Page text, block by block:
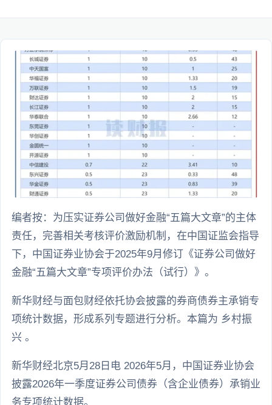
编者按：为压实证券公司做好金融“五篇大文章”的主体
责任，完善相关考核评价激励机制，在中国证监会指导
下，中国证券业协会于2025年9月修订《证券公司做好
金融“五篇大文章”专项评价办法（试行）》。
新华财经与面包财经依托协会披露的券商债券主承销专
项统计数据，形成系列专题进行分析。本篇为 乡村振
兴 。
新华财经北京5月28日电 2026年5月，中国证券业协会
披露2026年一季度证券公司债券（含企业债券）承销业
务专项统计数据。